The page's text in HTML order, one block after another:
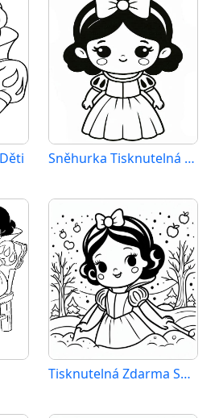
Sněhurka Tisknutelná pro Děti
Tisknutelná Zdarma Sněhurka